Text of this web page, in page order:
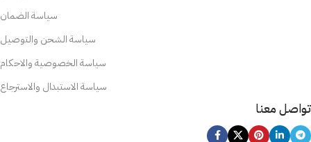
سياسة الضمان
سياسة الشحن والتوصيل
سياسة الخصوصية والاحكام
سياسة الاستبدال والاسترجاع
تواصل معنا